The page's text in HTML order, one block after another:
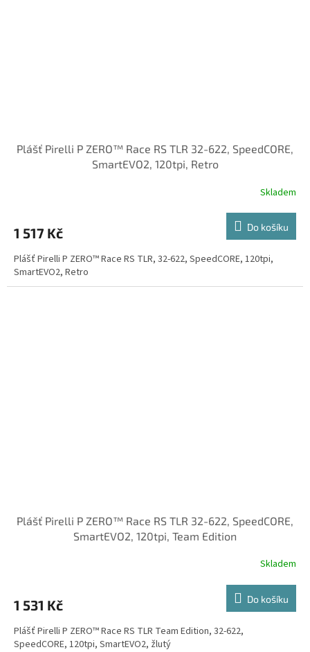
Plášť Pirelli P ZERO™ Race RS TLR 32-622, SpeedCORE,
SmartEVO2, 120tpi, Retro
Skladem
1 517 Kč Do košíku
Plášť Pirelli P ZERO™ Race RS TLR, 32-622, SpeedCORE, 120tpi,
SmartEVO2, Retro
Plášť Pirelli P ZERO™ Race RS TLR 32-622, SpeedCORE,
SmartEVO2, 120tpi, Team Edition
Skladem
1 531 Kč Do košíku
Plášť Pirelli P ZERO™ Race RS TLR Team Edition, 32-622,
SpeedCORE, 120tpi, SmartEVO2, žlutý